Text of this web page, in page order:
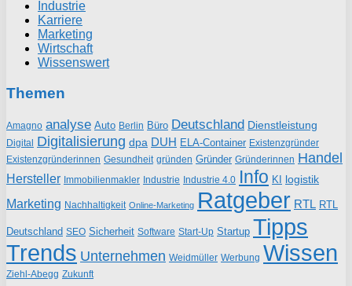
Industrie
Karriere
Marketing
Wirtschaft
Wissenswert
Themen
Amagno analyse Auto Berlin Büro Deutschland Dienstleistung
Digital Digitalisierung dpa DUH ELA-Container Existenzgründer
Existenzgründerinnen Gesundheit gründen Gründer Gründerinnen Handel
Hersteller Immobilienmakler Industrie Industrie 4.0 Info KI logistik
Marketing Nachhaltigkeit Online-Marketing Ratgeber RTL RTL
Deutschland SEO Sicherheit Software Start-Up Startup Tipps
Trends Unternehmen Weidmüller Werbung Wissen
Ziehl-Abegg Zukunft